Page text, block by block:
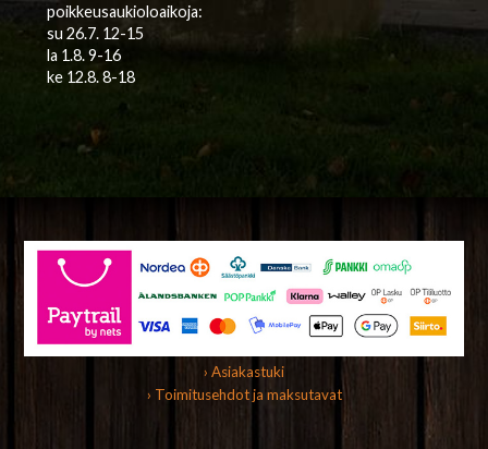
poikkeusaukioloaikoja:
su 26.7. 12-15
la 1.8. 9-16
ke 12.8. 8-18
› Asiakastuki
› Toimitusehdot ja maksutavat